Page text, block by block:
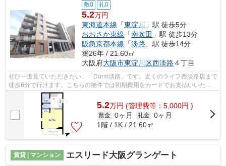
敷0 礼0
5.2万円
東海道本線 「東淀川
」駅 徒歩5分
おおさか東線 「南吹田 」駅 徒歩13分
阪急京都本線 「淡路 」駅 徒歩14分
築26年 / 21.60㎡
大阪府大阪市東淀川区西淡路 ４丁目
ぜひ一度見ていただきたい、「Dorm淡路」です。近くのライフ西淡路店まで
徒歩6分で行けます。こちらの物件では初期費用をカードでお支払いいただ
けます。敷地内ごみ置き場があるので、...
5.2万円 (管理費等：5,000円 )
敷金 0ヶ月 礼金 0ヶ月
1階 / 1K / 21.60㎡
賃貸 | マンション エスリード大阪グランゲート